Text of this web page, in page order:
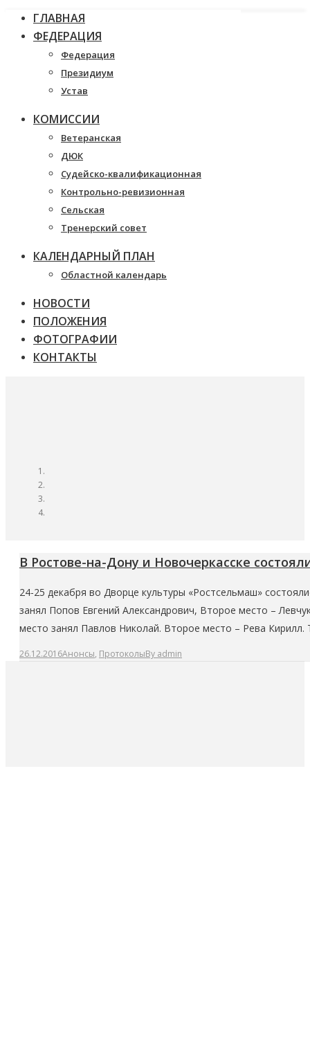
ГЛАВНАЯ
ФЕДЕРАЦИЯ
Федерация
Президиум
Устав
КОМИССИИ
Ветеранская
ДЮК
Судейско-квалификационная
Контрольно-ревизионная
Сельская
Тренерский совет
КАЛЕНДАРНЫЙ ПЛАН
Областной календарь
НОВОСТИ
ПОЛОЖЕНИЯ
ФОТОГРАФИИ
КОНТАКТЫ
В Ростове-на-Дону и Новочеркасске
24-25 декабря во Дворце культуры «Ростсельмаш»
занял Попов Евгений Александрович, Второе место –
место занял Павлов Николай. Второе место – Рева Кирилл.
26.12.2016Анонсы, ПротоколыBy admin